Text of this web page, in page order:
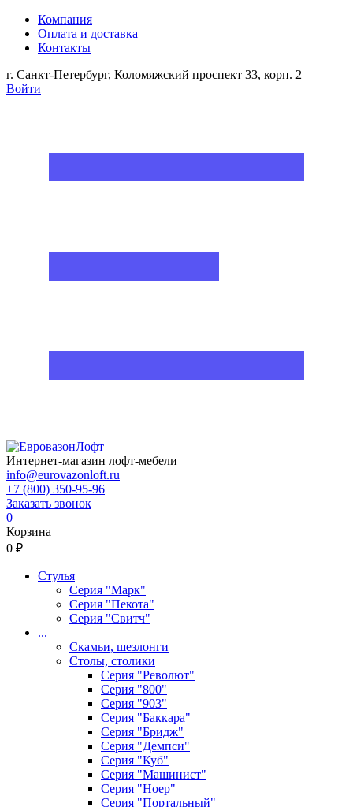
Компания
Оплата и доставка
Контакты
г. Санкт-Петербург, Коломяжский проспект 33, корп. 2
Войти
Интернет-магазин лофт-мебели
info@eurovazonloft.ru
+7 (800) 350-95-96
Заказать звонок
0
Корзина
0 ₽
Стулья
Серия "Марк"
Серия "Пекота"
Серия "Свитч"
...
Скамьи, шезлонги
Столы, столики
Серия "Револют"
Серия "800"
Серия "903"
Серия "Баккара"
Серия "Бридж"
Серия "Демпси"
Серия "Куб"
Серия "Машинист"
Серия "Ноер"
Серия "Портальный"